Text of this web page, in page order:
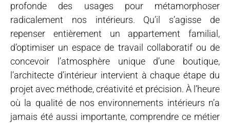
profonde des usages pour métamorphoser
radicalement nos intérieurs. Qu’il s’agisse de
repenser entièrement un appartement familial,
d’optimiser un espace de travail collaboratif ou de
concevoir l’atmosphère unique d’une boutique,
l’architecte d’intérieur intervient à chaque étape du
projet avec méthode, créativité et précision. À l’heure
où la qualité de nos environnements intérieurs n’a
jamais été aussi importante, comprendre ce métier